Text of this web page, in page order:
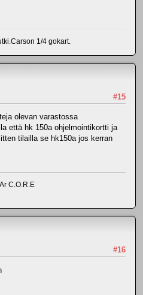
1/4 gokart.
#15
olevan varastossa
että hk 150a ohjelmointikortti ja
tilailla se hk150a jos kerran
C.O.R.E
#16